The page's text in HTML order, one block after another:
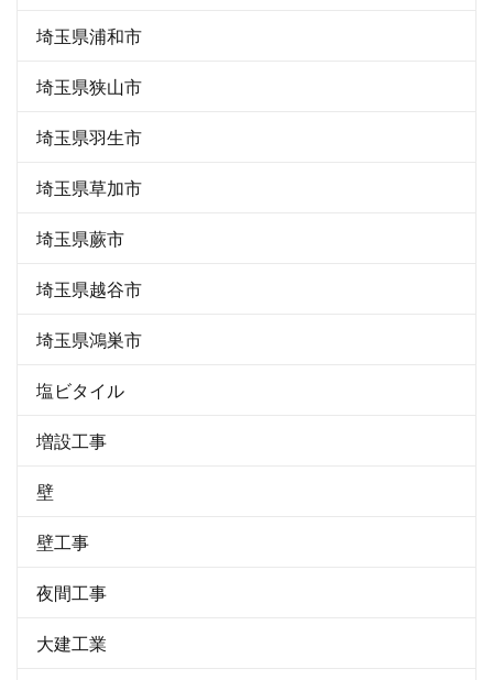
埼玉県浦和市
埼玉県狭山市
埼玉県羽生市
埼玉県草加市
埼玉県蕨市
埼玉県越谷市
埼玉県鴻巣市
塩ビタイル
増設工事
壁
壁工事
夜間工事
大建工業